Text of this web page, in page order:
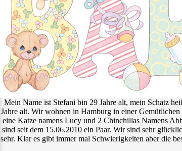
Mein Name ist Stefani bin 29 Jahre alt, mein Schatz
Jahre alt. Wir wohnen in Hamburg in einer
eine Katze namens Lucy und 2 Chinchillas Namens
sind seit dem 15.06.2010 ein Paar. Wir sind sehr
sehr. Klar es gibt immer mal Schwierigkeiten aber die